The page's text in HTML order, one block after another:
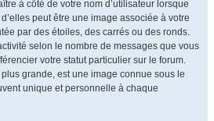
à côté de votre nom d’utilisateur lorsque
peut être une image associée à votre
par des étoiles, des carrés ou des ronds.
selon le nombre de messages que vous
votre statut particulier sur le forum.
grande, est une image connue sous le
unique et personnelle à chaque